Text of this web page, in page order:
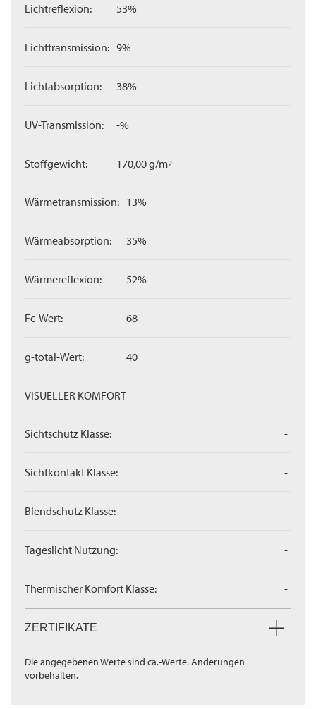
Lichtreflexion: 53%
Lichttransmission: 9%
Lichtabsorption: 38%
UV-Transmission: -%
Stoffgewicht: 170,00 g/m2
Wärmetransmission: 13%
Wärmeabsorption: 35%
Wärmereflexion: 52%
Fc-Wert: 68
g-total-Wert: 40
VISUELLER KOMFORT
Sichtschutz Klasse: -
Sichtkontakt Klasse: -
Blendschutz Klasse: -
Tageslicht Nutzung: -
Thermischer Komfort Klasse: -
ZERTIFIKATE
Die angegebenen Werte sind ca.-Werte. Änderungen
vorbehalten.